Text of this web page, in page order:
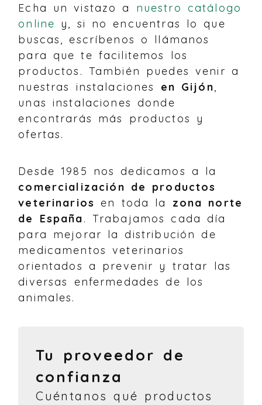
Echa un vistazo a nuestro catálogo
online y, si no encuentras lo que
buscas, escríbenos o llámanos
para que te facilitemos los
productos. También puedes venir a
nuestras instalaciones
en Gijón,
unas instalaciones donde
encontrarás más productos y
ofertas.
Desde 1985 nos dedicamos a la
comercialización de productos
veterinarios
en toda la zona norte
de España. Trabajamos cada día
para mejorar la distribución de
medicamentos veterinarios
orientados a prevenir y tratar las
diversas enfermedades de los
animales.
Tu proveedor de
confianza
Cuéntanos qué productos